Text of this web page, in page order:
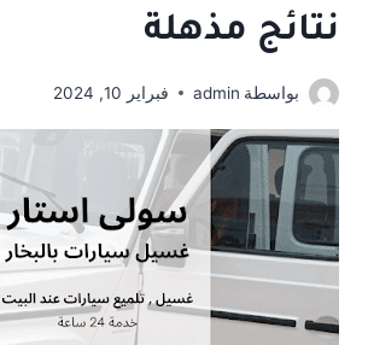
نتائج مذهلة
بواسطة admin فبراير 10, 2024